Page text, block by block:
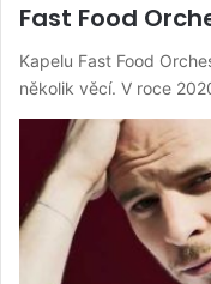
Fast Food
Kapelu Fast Food
několik věcí. V roce